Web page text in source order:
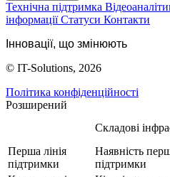
Технічна підтримка
інформаціїСтатуси Контакти
Інновації, що змінюють
© IT-Solutions, 2026
Політика конфіденційності
Розширений
Складові
Перша лінія
підтримки
Наявність
підтримки